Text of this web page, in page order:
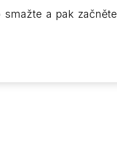
a pak začněte